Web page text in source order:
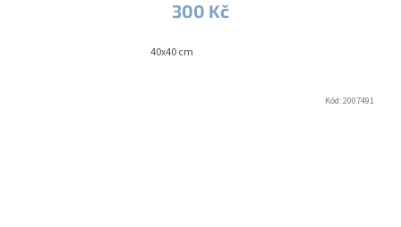
300 Kč
40x40 cm
Kód:2007491